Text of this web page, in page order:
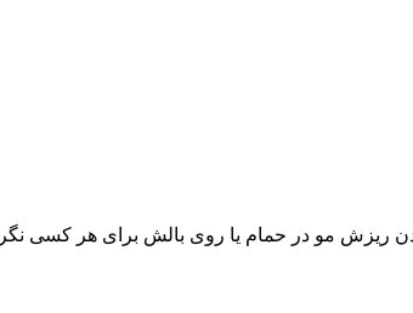
ریزش مو در حمام یا روی بالش برای هر کسی